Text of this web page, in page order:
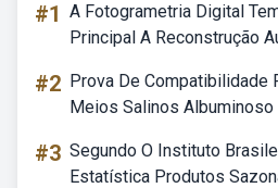
#1 A Fotogrametria Digital
Principal A Reconstrução
#2 Prova De Compatibilidade
Meios Salinos Albuminoso
#3 Segundo O Instituto
Estatística Produtos